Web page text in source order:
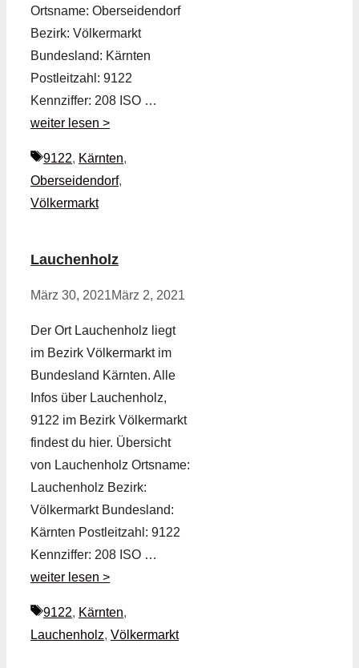
Ortsname: Oberseidendorf
Bezirk: Völkermarkt
Bundesland: Kärnten
Postleitzahl: 9122
Kennziffer: 208 ISO …
weiter lesen >
Schlagwörter
9122, Kärnten,
Oberseidendorf,
Völkermarkt
Lauchenholz
März 30, 2021März 2, 2021
Der Ort Lauchenholz liegt
im Bezirk Völkermarkt im
Bundesland Kärnten. Alle
Infos über Lauchenholz,
9122 im Bezirk Völkermarkt
findest du hier. Übersicht
von Lauchenholz Ortsname:
Lauchenholz Bezirk:
Völkermarkt Bundesland:
Kärnten Postleitzahl: 9122
Kennziffer: 208 ISO …
weiter lesen >
Schlagwörter
9122, Kärnten,
Lauchenholz, Völkermarkt